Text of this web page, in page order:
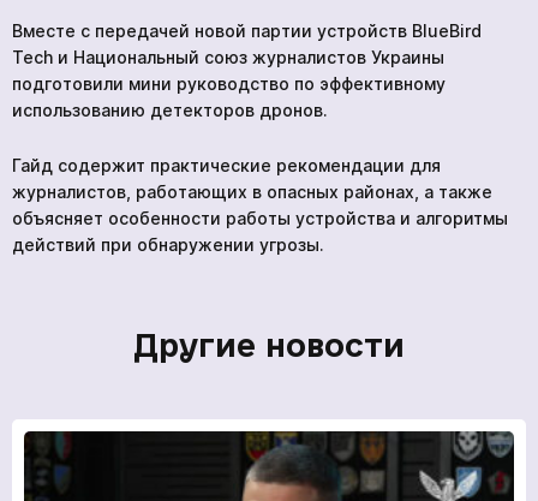
Вместе с передачей новой партии устройств BlueBird
Tech и Национальный союз журналистов Украины
подготовили мини руководство по эффективному
использованию детекторов дронов.
Гайд содержит практические рекомендации для
журналистов, работающих в опасных районах, а также
объясняет особенности работы устройства и алгоритмы
действий при обнаружении угрозы.
Другие новости